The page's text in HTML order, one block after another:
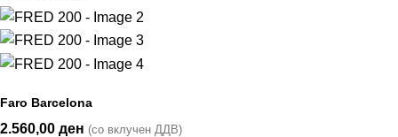
Faro Barcelona
2.560,00 ден (со вклучен ДДВ)